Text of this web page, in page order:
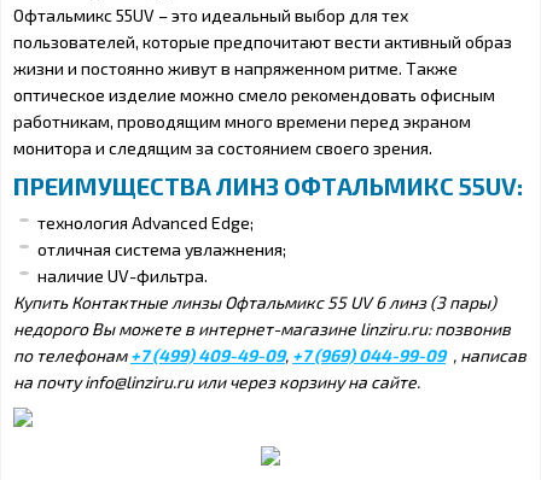
Офтальмикс 55UV – это идеальный выбор для тех
пользователей, которые предпочитают вести активный образ
жизни и постоянно живут в напряженном ритме. Также
оптическое изделие можно смело рекомендовать офисным
работникам, проводящим много времени перед экраном
монитора и следящим за состоянием своего зрения.
ПРЕИМУЩЕСТВА ЛИНЗ ОФТАЛЬМИКС 55UV:
технология Advanced Edge;
отличная система увлажнения;
наличие UV-фильтра.
Купить Контактные линзы Офтальмикс 55 UV 6 линз (3 пары)
недорого Вы можете в интернет-магазине linziru.ru: позвонив
по телефонам+7 (499) 409-49-09, +7 (969) 044-99-09 , написав
на почту info@linziru.ru или через корзину на сайте.